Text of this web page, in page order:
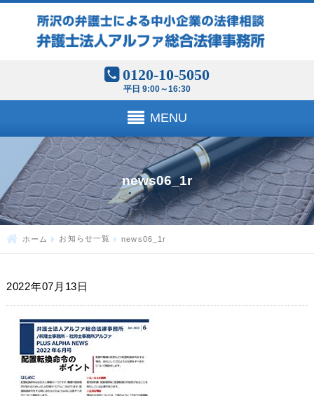
0120-10-5050
平日 9:00～16:30
MENU
news06_1r
ホーム お知らせ一覧 news06_1r
2022年07月13日